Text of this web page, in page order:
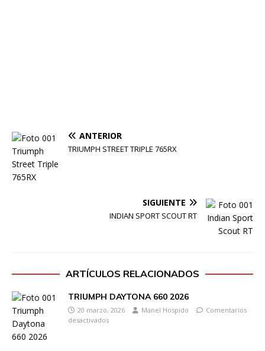
ANTERIOR
TRIUMPH STREET TRIPLE 765RX
SIGUIENTE
INDIAN SPORT SCOUT RT
ARTÍCULOS RELACIONADOS
TRIUMPH DAYTONA 660 2026
20 marzo, 2026 Manel Hospido
Comentarios
desactivados